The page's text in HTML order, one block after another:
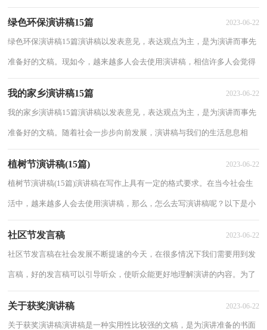
绿色环保演讲稿15篇 2023-06-22
绿色环保演讲稿15篇演讲稿以发表意见，表达观点为主，是为演讲而事先
准备好的文稿。现如今，越来越多人会去使用演讲稿，相信许多人会觉得
我的家乡演讲稿15篇 2023-06-22
我的家乡演讲稿15篇演讲稿以发表意见，表达观点为主，是为演讲而事先
准备好的文稿。随着社会一步步向前发展，演讲稿与我们的生活息息相
植树节演讲稿(15篇) 2023-06-22
植树节演讲稿(15篇)演讲稿在写作上具有一定的格式要求。在当今社会生
活中，越来越多人会去使用演讲稿，那么，怎么去写演讲稿呢？以下是小
社区节发言稿 2023-06-22
社区节发言稿在社会发展不断提速的今天，在很多情况下我们需要用到发
言稿，好的发言稿可以引导听众，使听众能更好地理解演讲的内容。为了
关于获奖演讲稿 2023-06-22
关于获奖演讲稿演讲稿是一种实用性比较强的文稿，是为演讲准备的书面